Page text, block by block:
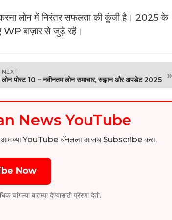
लोन में निरंतर सफलता की कुंजी है। 2025 के
WP बाज़ार से जुड़े रहें।
NEXT
लोन पोस्ट 10 – नवीनतम लोन समाचार, रुझान और अपडेट 2025 »
News YouTube
आमच्या YouTube चॅनलला आजच Subscribe करा.
Now
बातम्या देण्यासाठी प्रेरणा देतो.